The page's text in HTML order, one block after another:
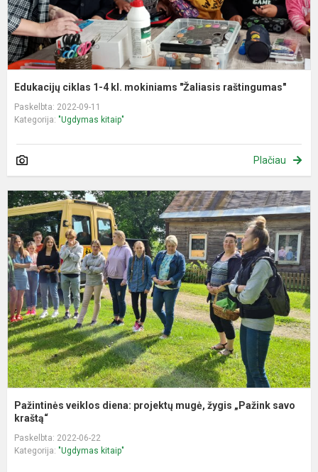
Edukacijų ciklas 1-4 kl. mokiniams "Žaliasis raštingumas"
Paskelbta: 2022-09-11
Kategorija: "Ugdymas kitaip"
Plačiau
Pažintinės veiklos diena: projektų mugė, žygis „Pažink savo
kraštą“
Paskelbta: 2022-06-22
Kategorija: "Ugdymas kitaip"